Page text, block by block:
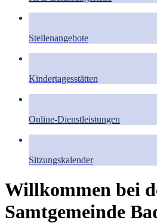
Stellenangebote
Kindertagesstätten
Online-Dienstleistungen
Sitzungskalender
Willkommen bei
Samtgemeinde